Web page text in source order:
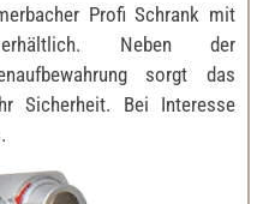
Profi Schrank mit
Neben der
sorgt das
Sicherheit. Bei Interesse